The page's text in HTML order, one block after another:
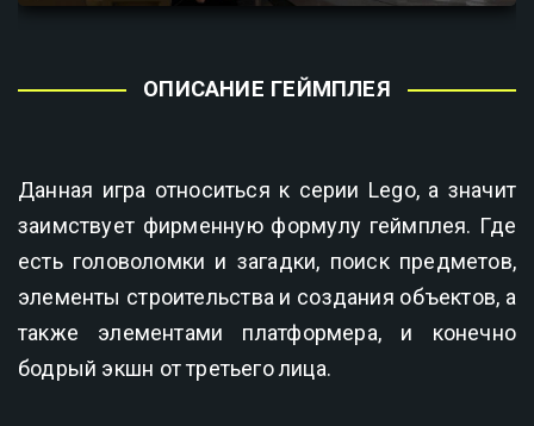
ОПИСАНИЕ ГЕЙМПЛЕЯ
Данная игра относиться к серии Lego, а значит
заимствует фирменную формулу геймплея. Где
есть головоломки и загадки, поиск предметов,
элементы строительства и создания объектов, а
также элементами платформера, и конечно
бодрый экшн от третьего лица.